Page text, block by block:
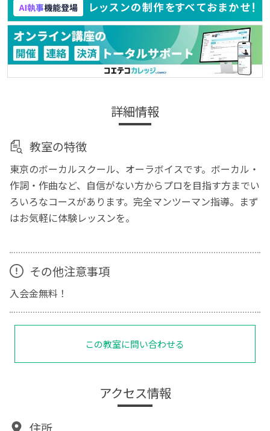
詳細情報
教室の特徴
東京のボーカルスクール、オーラボイスです。ボーカル・
作詞・作曲など、自信がない方からプロを目指す方までい
ろいろなコースがあります。完全マンツーマン指導。まず
はお気軽に体験レッスンを。
その他注意事項
入会金無料！
この教室に問い合わせる
アクセス情報